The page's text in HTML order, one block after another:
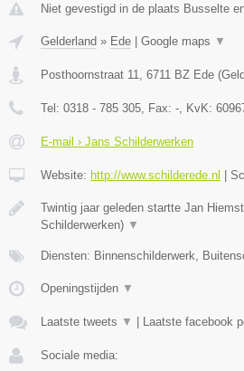
Niet gevestigd in de plaats Busselte
Gelderland » Ede Google maps ▼
Posthoornstraat 11 6711 BZ Ede (
Tel: 0318 - 785 305 , Fax: - , KvK:
E-mail › Jans Schilderwerken
Website: http://www.schilderede.nl
Twintig jaar geleden startte Jan
Schilderwerken) ▼
Diensten: Binnenschilderwerk,
Openingstijden ▼
Laatste tweets ▼ Laatste facebook
Sociale media: